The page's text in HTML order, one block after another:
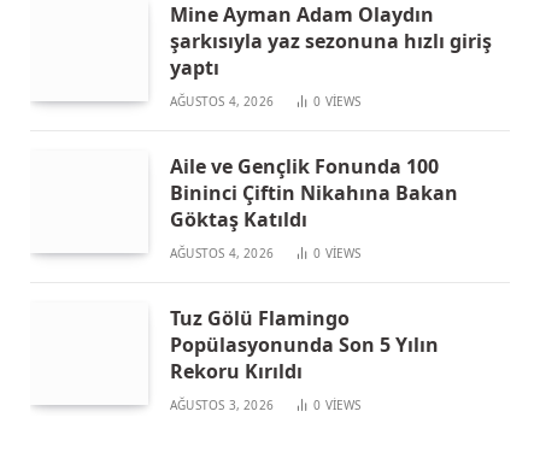
Mine Ayman Adam Olaydın
şarkısıyla yaz sezonuna hızlı giriş
yaptı
AĞUSTOS 4, 2026 0 VIEWS
Aile ve Gençlik Fonunda 100
Bininci Çiftin Nikahına Bakan
Göktaş Katıldı
AĞUSTOS 4, 2026 0 VIEWS
Tuz Gölü Flamingo
Popülasyonunda Son 5 Yılın
Rekoru Kırıldı
AĞUSTOS 3, 2026 0 VIEWS